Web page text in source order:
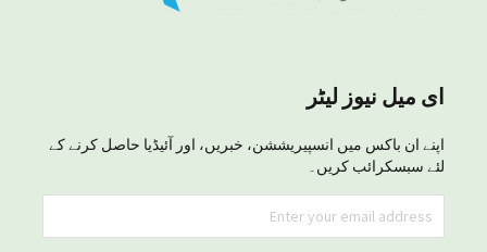
ای میل نیوز لیٹر
اپنے ان باکس میں انسپیریششن، خبریں، اور آئیڈیا حاصل کرنے کے
لئے سبسکرائب کریں۔